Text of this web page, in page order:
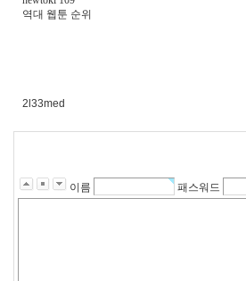
역대 웹툰 순위
2l33med
이름 패스워드